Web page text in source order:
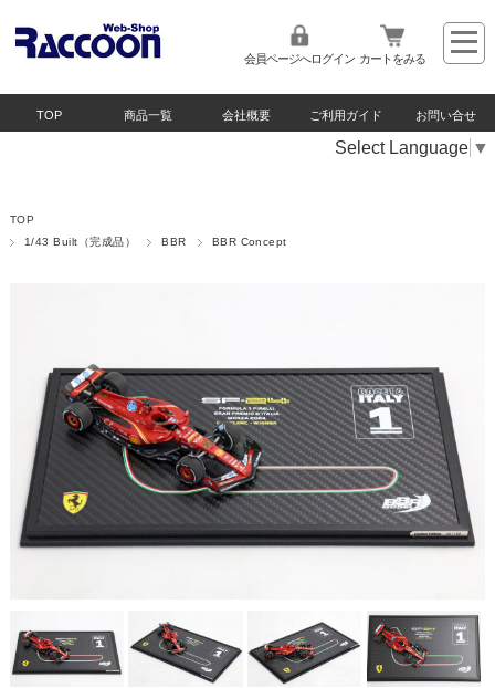
会員ページへログイン カートをみる
TOP 商品一覧 会社概要 ご利用ガイド お問い合せ
Select Language ▼
TOP
1/43 Built（完成品）
BBR BBR Concept